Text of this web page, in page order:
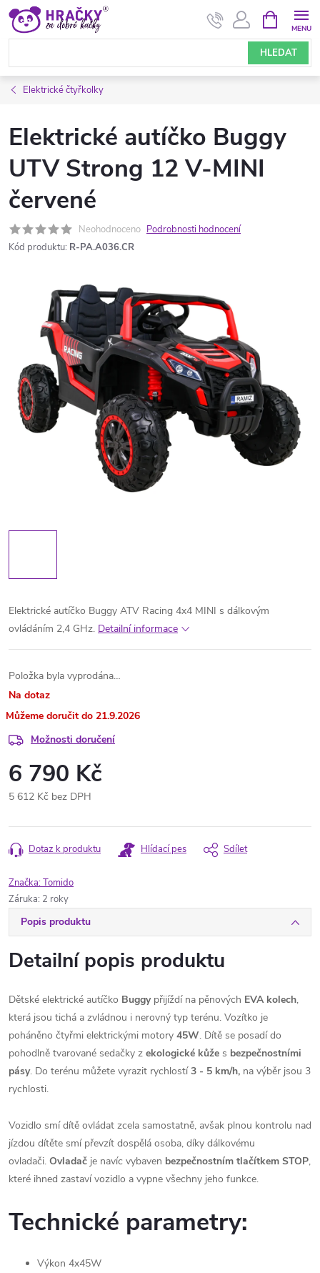
Přejít
obsah
HLEDAT
NÁKUPNÍ
KOŠÍK
Elektrické čtyřkolky
Elektrické autíčko Buggy
UTV Strong 12 V-MINI
červené
Neohodnoceno Podrobnosti hodnocení
Kód produktu: R-PA.A036.CR
Elektrické autíčko Buggy ATV Racing 4x4 MINI s dálkovým
ovládáním 2,4 GHz. Detailní informace
Položka byla vyprodána…
Na dotaz
21.9.2026
Možnosti doručení
6 790 Kč
5 612 Kč bez DPH
cena:
Dotaz k produktu Hlídací pes Sdílet
Značka:Tomido
Záruka: 2 roky
Popis produktu
Detailní popis produktu
Dětské elektrické autíčko Buggypřijíždí na pěnových EVA kolech,
která jsou tichá a zvládnou i nerovný typ terénu. Vozítko je
poháněno čtyřmi elektrickými motory 45W. Dítě se posadí do
pohodlně tvarované sedačky z ekologické kůže s bezpečnostními
pásy. Do terénu můžete vyrazit rychlostí3 - 5 km/h, na výběr jsou 3
rychlosti.
Vozidlo smí dítě ovládat zcela samostatně, avšak plnou kontrolu nad
jízdou dítěte smí převzít dospělá osoba, díky dálkovému
ovladači. Ovladač je navíc vybaven bezpečnostním tlačítkem STOP,
které ihned zastaví vozidlo a vypne všechny jeho funkce.
Technické parametry:
Výkon 4x45W